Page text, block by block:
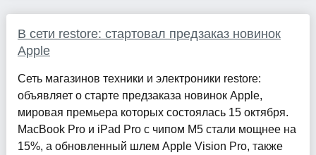
В сети restore: стартовал предзаказ новинок
Apple
Сеть магазинов техники и электроники restore:
объявляет о старте предзаказа новинок Apple,
мировая премьера которых состоялась 15 октября.
MacBook Pro и iPad Pro с чипом M5 стали мощнее на
15%, а обновленный шлем Apple Vision Pro, также